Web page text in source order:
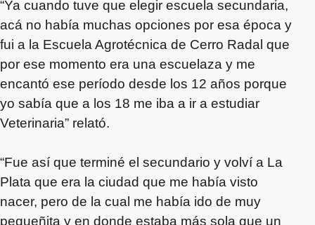
“Ya cuando tuve que elegir escuela secundaria,
acá no había muchas opciones por esa época y
fui a la Escuela Agrotécnica de Cerro Radal que
por ese momento era una escuelaza y me
encantó ese período desde los 12 años porque
yo sabía que a los 18 me iba a ir a estudiar
Veterinaria” relató.
“Fue así que terminé el secundario y volví a La
Plata que era la ciudad que me había visto
nacer, pero de la cual me había ido de muy
pequeñita y en donde estaba más sola que un